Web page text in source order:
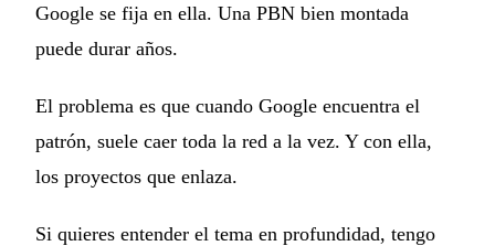
Google se fija en ella. Una PBN bien montada
puede durar años.
El problema es que cuando Google encuentra el
patrón, suele caer toda la red a la vez. Y con ella,
los proyectos que enlaza.
Si quieres entender el tema en profundidad, tengo